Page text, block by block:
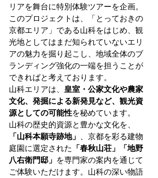
リアを舞台に特別体験ツアーを企画。
このプロジェクトは、「とっておきの
京都エリア」である山科をはじめ、観
光地としてはまだ知られていないエリ
アの魅力を掘り起こし、地域全体のブ
ランディング強化の一端を担うことが
できればと考えております。
山科エリアは、 皇室・公家文化や農家
文化、発掘による新発見など、観光資
源としての可能性を秘めています。
山科の歴史的資源と豊かな文化を、
「山科本願寺跡地」
、京都を彩る建物
庭園に選定された 「春秋山荘」「地野
八右衛門邸」 を専門家の案内を通じて
ご体験いただけます。山科の深い物語